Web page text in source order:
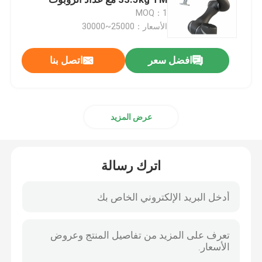
ذراع روبوت اللحام
منصات نقالة ذراع الروبوت
أغطية واقية للروبوت
الروبوت
MOQ：1
الأسعار：25000~30000
افضل سعر اتصل بنا
عرض المزيد
اترك رسالة